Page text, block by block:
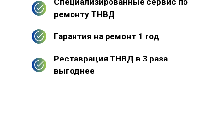
ремонту ТНВД
Гарантия на ремонт 1 год
Реставрация ТНВД в 3 раза
выгоднее